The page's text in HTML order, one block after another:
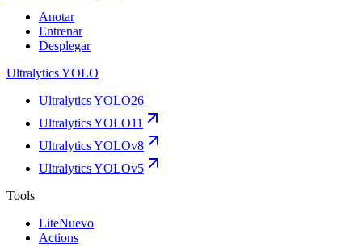
Anotar
Entrenar
Desplegar
Ultralytics YOLO
Ultralytics YOLO26
Ultralytics YOLO11
Ultralytics YOLOv8
Ultralytics YOLOv5
Tools
LiteNuevo
Actions